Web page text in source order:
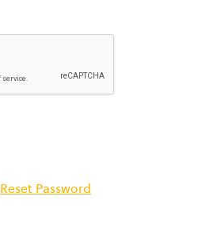
Reset Password